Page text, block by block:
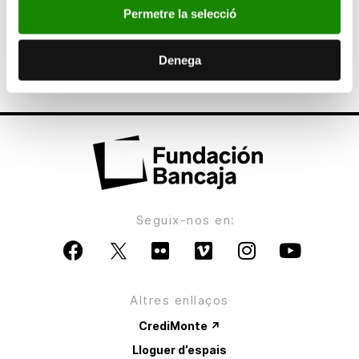
Permetre la selecció
Denega
ANTERIOR
Bancaja organiza la noche en blanco de Sorolla
Seguix-nos en:
Altres enllaços
CrediMonte ↗
Lloguer d’espais